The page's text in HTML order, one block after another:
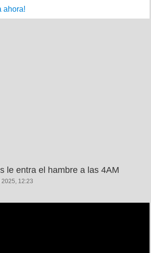
ahora!
le entra el hambre a las 4AM
12:23